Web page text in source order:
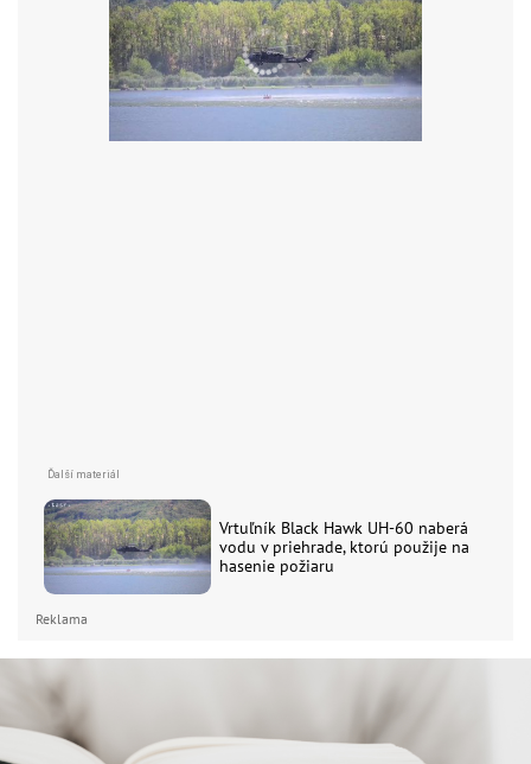
Vrtuľník Black Hawk UH-60 naberá
vodu v priehrade, ktorú použije na
hasenie požiaru
Reklama